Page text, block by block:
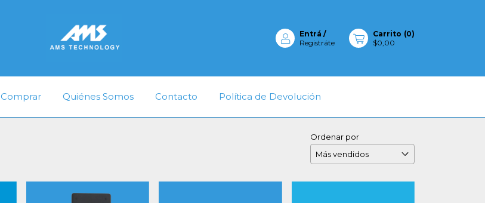
Entrá /
Registráte
Carrito (0)
$0,00
Quiénes Somos Contacto Política de Devolución
Ordenar por